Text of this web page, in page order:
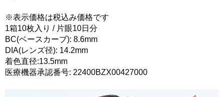
※表示価格は税込み価格です
1箱10枚入り / 片眼10日分
BC(ベースカーブ): 8.6mm
DIA(レンズ径): 14.2mm
着色直径:13.5mm
医療機器承認番号: 22400BZX00427000